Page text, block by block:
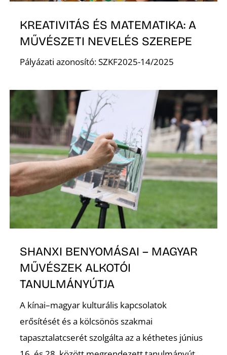
KREATIVITÁS ÉS MATEMATIKA: A
MŰVÉSZETI NEVELÉS SZEREPE
Pályázati azonosító: SZKF2025-14/2025
SHANXI BENYOMÁSAI – MAGYAR
MŰVÉSZEK ALKOTÓI
TANULMÁNYÚTJA
A kínai–magyar kulturális kapcsolatok
erősítését és a kölcsönös szakmai
tapasztalatcserét szolgálta az a kéthetes június